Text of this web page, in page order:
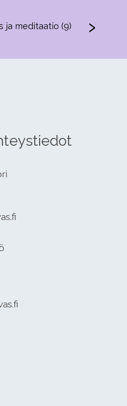
ja meditaatio (9)